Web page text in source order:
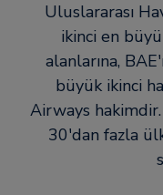
Uluslararası
ikinci en
alanlarına,
büyük ikinci
Airways
30'dan fazla